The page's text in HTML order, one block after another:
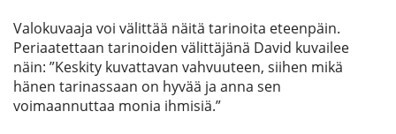
Valokuvaaja voi välittää näitä tarinoita eteenpäin.
Periaatettaan tarinoiden välittäjänä David kuvailee
näin: ”Keskity kuvattavan vahvuuteen, siihen mikä
hänen tarinassaan on hyvää ja anna sen
voimaannuttaa monia ihmisiä.”